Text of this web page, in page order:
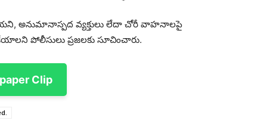
అనుమానాస్పద వ్యక్తులు లేదా చోరీ వాహనాలపై
పోలీసులు ప్రజలకు సూచించారు.
Clip